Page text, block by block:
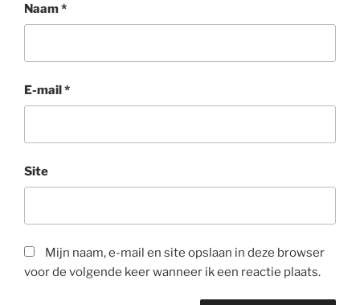
Naam*
E-mail*
Site
Mijn naam, e-mail en site opslaan in deze browser
voor de volgende keer wanneer ik een reactie plaats.